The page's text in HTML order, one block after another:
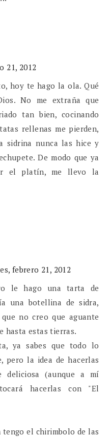
21, 2012
hoy te hago la ola. Qué
No me extraña que
tan bien, cocinando
rellenas me pierden,
sidrina nunca las hice y
De modo que ya
el platín, me llevo la
febrero 21, 2012
le hago una tarta de
una botellina de sidra,
no creo que aguante
hasta estas tierras.
ya sabes que todo lo
pero la idea de hacerlas
deliciosa (aunque a mí
hacerlas con "El
el chirimbolo de las